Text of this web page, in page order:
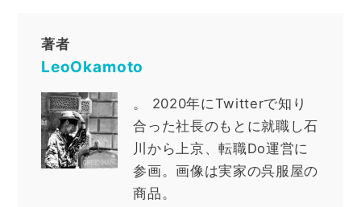
著者
LeoOkamoto
。 2020年にTwitterで知り
合った社長のもとに就職し石
川から上京、転職Do運営に
参画。画像は実家の呉服屋の
商品。